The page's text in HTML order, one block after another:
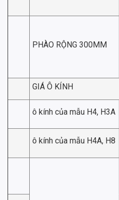
PHÀO RỘNG 300MM
GIÁ Ô KÍNH
ô kính của mẫu H4, H3A
ô kính của mẫu H4A, H8